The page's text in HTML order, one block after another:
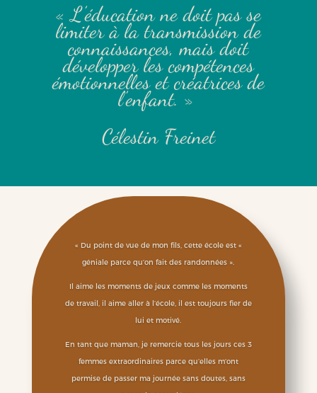
« L’éducation ne doit pas se
limiter à la transmission de
connaissances, mais doit
développer les compétences
émotionnelles et créatrices de
l’enfant. »
Célestin Freinet
« Du point de vue de mon fils, cette école est «
géniale parce qu’on fait des randonnées ».
Il aime les moments de jeux comme les moments
de travail, il aime aller à l’école, il est toujours fier de
lui et motivé.
En tant que maman, je remercie tous les jours ces 3
femmes extraordinaires parce qu’elles m’ont
permise de passer ma journée sans doutes, sans